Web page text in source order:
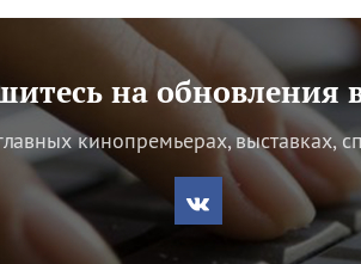
на обновления
кинопремьерах, выставках,